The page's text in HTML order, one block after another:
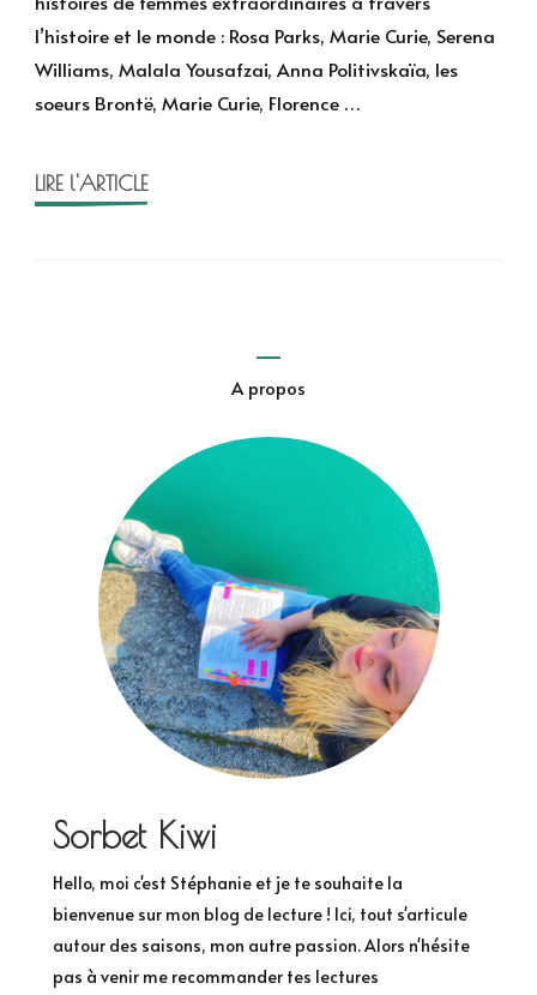
pour
filles
rebelles
de
l’histoire et le monde : Rosa Parks, Marie Curie, Serena
Williams, Malala Yousafzai, Anna Politivskaïa, les
soeurs Brontë, Marie Curie, Florence …
LIRE l'ARTICLE
A propos
Sorbet Kiwi
Hello, moi c'est Stéphanie et je te souhaite la
bienvenue sur mon blog de lecture ! Ici, tout s'articule
autour des saisons, mon autre passion. Alors n'hésite
pas à venir me recommander tes lectures